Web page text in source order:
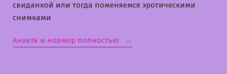
свиданкой или тогда поменяемся эротическими
снимками
Анкета и нормер полностью «Маргарита»